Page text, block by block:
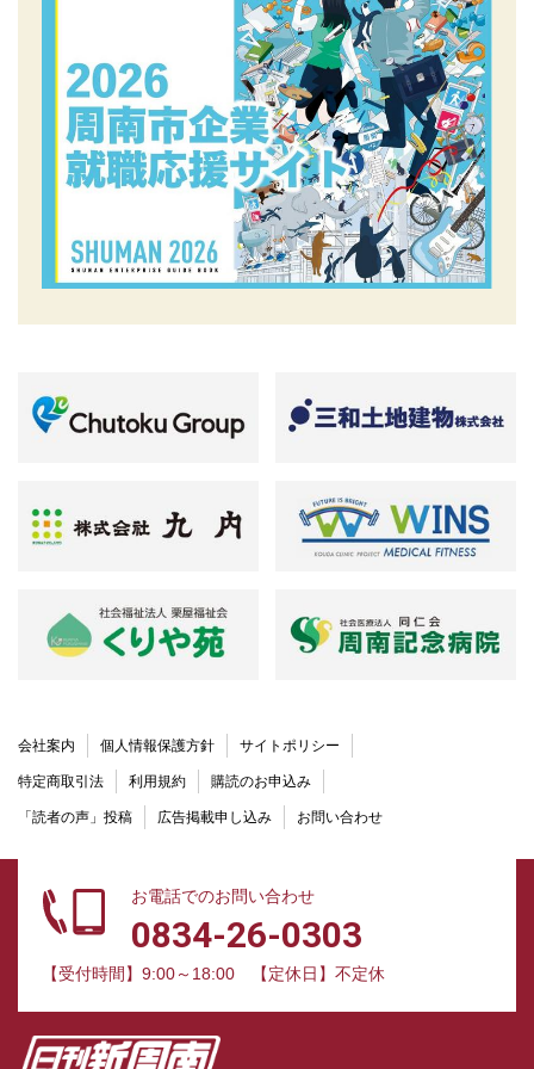
会社案内 個人情報保護方針 サイトポリシー
特定商取引法 利用規約 購読のお申込み
「読者の声」投稿 広告掲載申し込み お問い合わせ
お電話でのお問い合わせ
0834-26-0303
【受付時間】9:00～18:00 【定休日】不定休